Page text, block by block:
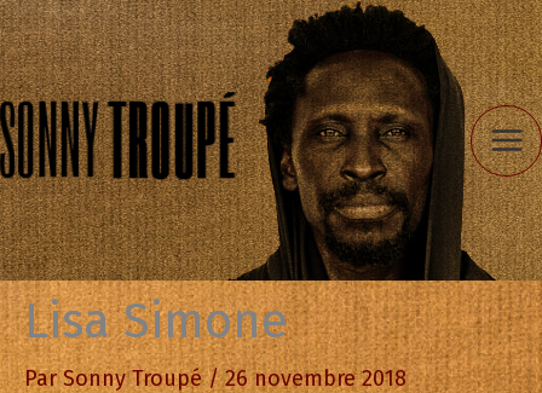
Aller
au
contenu
Lisa Simone
ParSonny Troupé/26 novembre 2018